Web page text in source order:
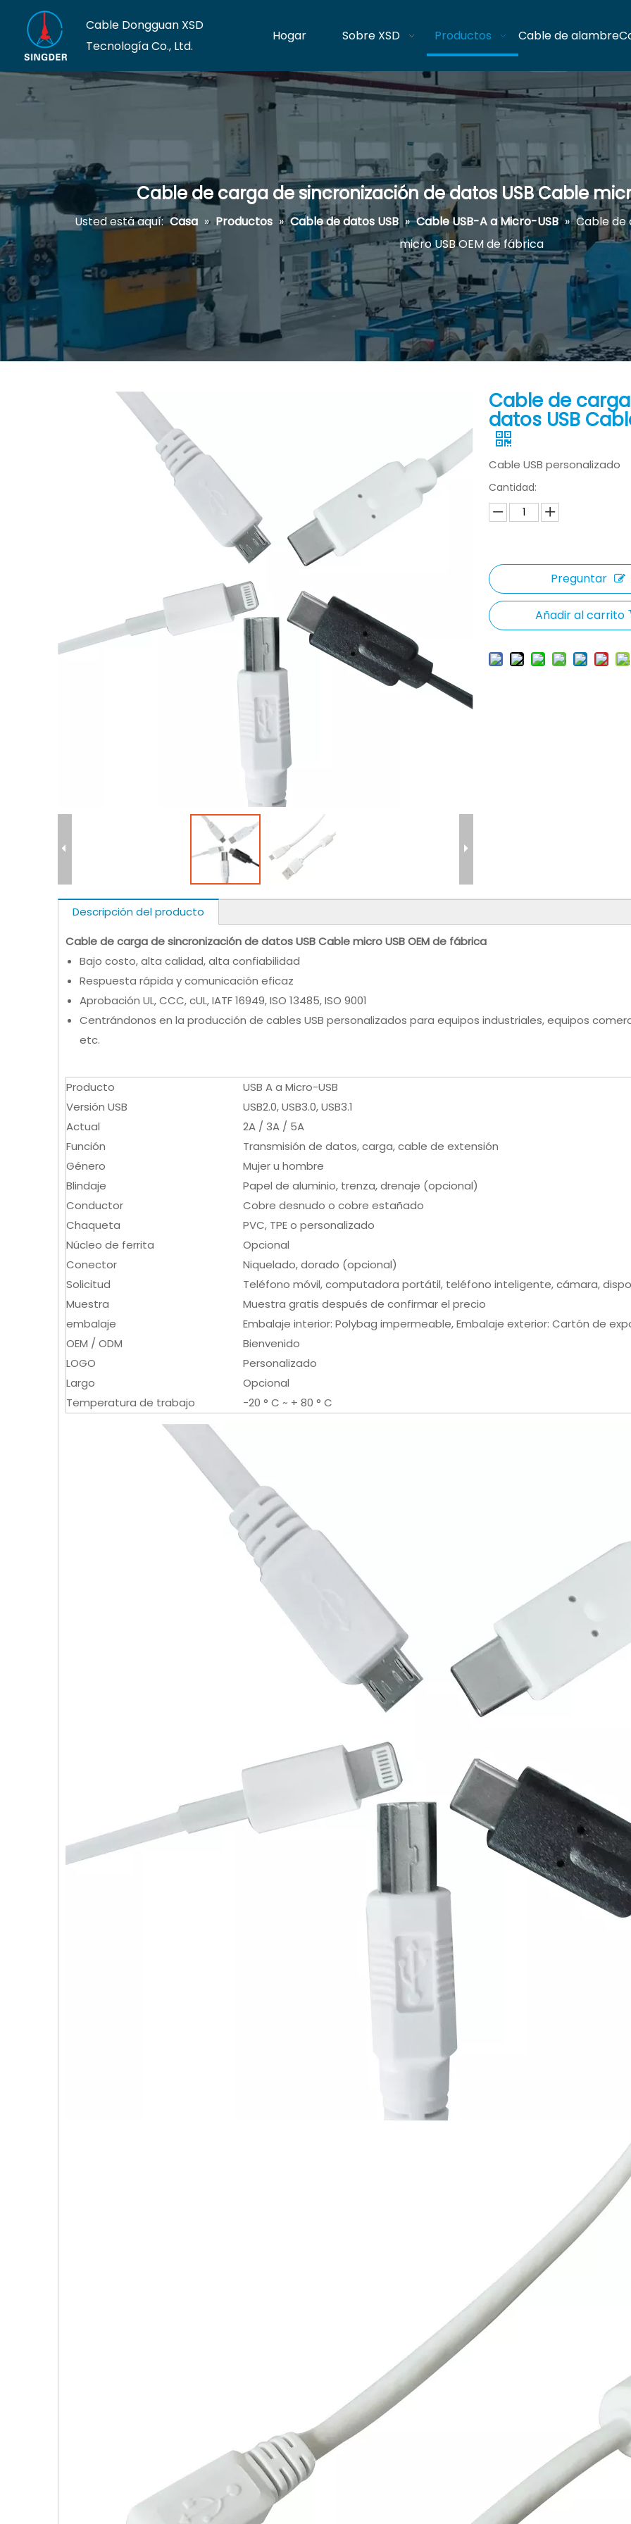
Cable Dongguan XSD
Tecnología Co., Ltd.
Hogar Sobre XSD Productos Cable de alambre
Cable de carga de sincronización de datos USB Cable
Usted está aquí: Casa » Productos » Cable de datos USB » Cable USB-A a Micro-USB » Cable de
micro USB OEM de fábrica
Cable de
datos USB
Cable USB personalizado
Cantidad:
Preguntar
Añadir al carrito
Descripción del producto
Cable de carga de sincronización de datos USB Cable micro USB OEM de fábrica
Bajo costo, alta calidad, alta confiabilidad
Respuesta rápida y comunicación eficaz
Aprobación UL, CCC, cUL, IATF 16949, ISO 13485, ISO 9001
Centrándonos en la producción de cables USB personalizados para equipos industriales, equipos
etc.
Producto
USB A a Micro-USB
Versión USB
USB2.0, USB3.0, USB3.1
Actual
2A / 3A / 5A
Función
Transmisión de datos, carga, cable de extensión
Género
Mujer u hombre
Blindaje
Papel de aluminio, trenza, drenaje (opcional)
Conductor
Cobre desnudo o cobre estañado
Chaqueta
PVC, TPE o personalizado
Núcleo de ferrita
Opcional
Conector
Niquelado, dorado (opcional)
Solicitud
Teléfono móvil, computadora portátil, teléfono inteligente, cámara,
Muestra
Muestra gratis después de confirmar el precio
embalaje
Embalaje interior: Polybag impermeable, Embalaje exterior: Cartón de
OEM / ODM
Bienvenido
LOGO
Personalizado
Largo
Opcional
Temperatura de trabajo
-20 ° C ~ + 80 ° C